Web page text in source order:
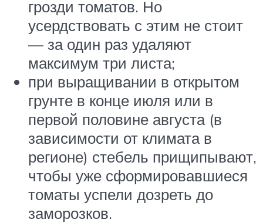
грозди томатов. Но
усердствовать с этим не стоит
— за один раз удаляют
максимум три листа;
при выращивании в открытом
грунте в конце июля или в
первой половине августа (в
зависимости от климата в
регионе) стебель прищипывают,
чтобы уже сформировавшиеся
томаты успели дозреть до
заморозков.